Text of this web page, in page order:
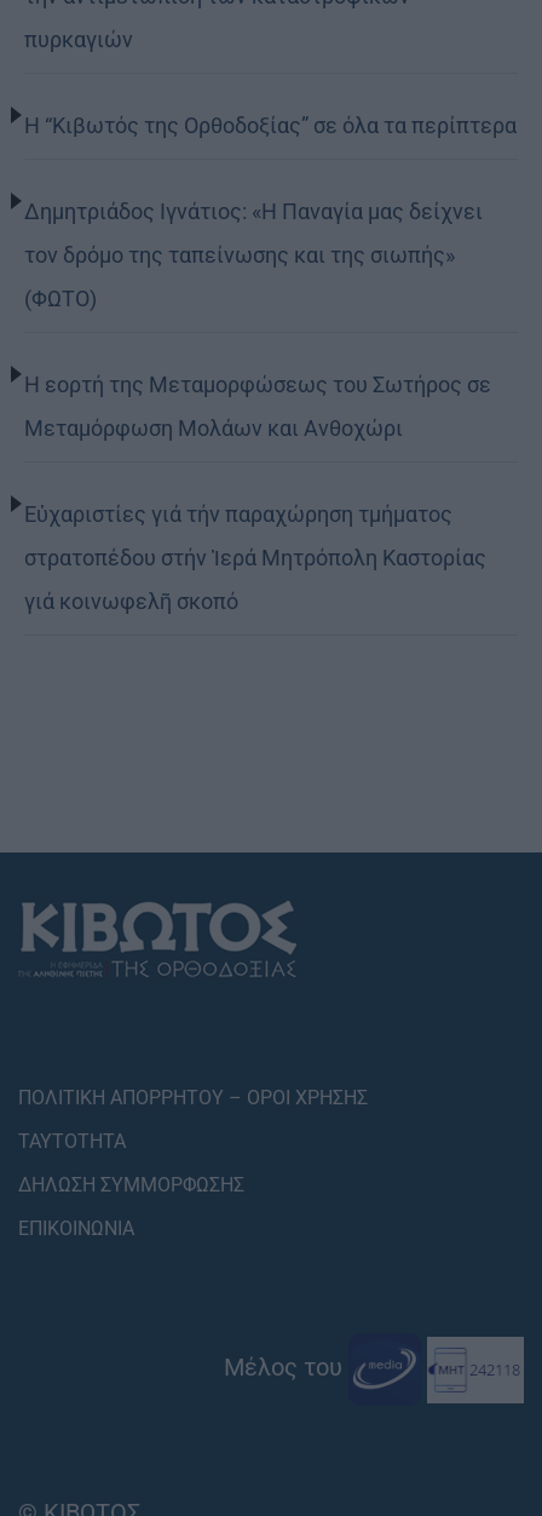
πυρκαγιών
Η “Κιβωτός της Ορθοδοξίας” σε όλα τα περίπτερα
Δημητριάδος Ιγνάτιος: «Η Παναγία μας δείχνει
τον δρόμο της ταπείνωσης και της σιωπής»
(ΦΩΤΟ)
Η εορτή της Μεταμορφώσεως του Σωτήρος σε
Μεταμόρφωση Μολάων και Ανθοχώρι
Εὐχαριστίες γιά τήν παραχώρηση τμήματος
στρατοπέδου στήν Ἱερά Μητρόπολη Καστορίας
γιά κοινωφελῆ σκοπό
ΠΟΛΙΤΙΚΗ ΑΠΟΡΡΗΤΟΥ – ΟΡΟΙ ΧΡΗΣΗΣ
ΤΑΥΤΟΤΗΤΑ
ΔΗΛΩΣΗ ΣΥΜΜΟΡΦΩΣΗΣ
ΕΠΙΚΟΙΝΩΝΙΑ
Μέλος του